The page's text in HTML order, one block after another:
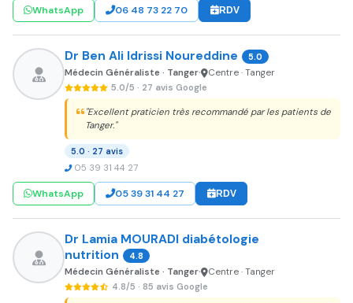
WhatsApp 06 48 73 22 70 RDV
Dr Ben Ali Idrissi Noureddine 5.0
Médecin Généraliste · Tanger•
Centre · Tanger
5.0/5 · 27 avis Google
"Excellent praticien très recommandé par les patients de
Tanger."
5.0 · 27 avis
05 39 31 44 27
WhatsApp 05 39 31 44 27 RDV
Dr Lamia MOURADI diabétologie
nutrition
4.8
Médecin Généraliste · Tanger•
Centre · Tanger
4.8/5 · 85 avis Google